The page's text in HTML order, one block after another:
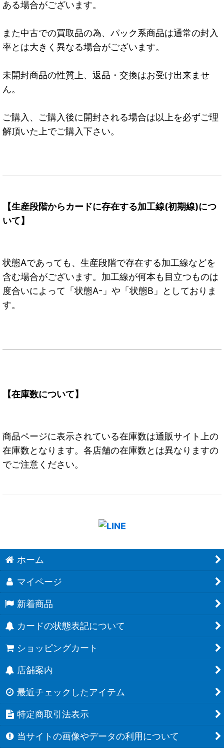
ある場合がございます。
また中古での買取品の為、パック系商品は通常の封入
率とは大きく異なる場合がございます。
未開封商品の性質上、返品・交換はお受け出来ませ
ん。
ご購入、ご購入後に開封される場合は以上を必ずご理
解頂いた上でご購入下さい。
【生産段階からカードに存在する加工線(初期線)につ
いて】
状態Aであっても、生産段階で存在する加工線などを
含む場合がございます。加工線が何本も目立つものは
度合いによって「状態A-」や「状態B」としておりま
す。
【在庫数について】
商品ページに表示されている在庫数は通販サイト上の
在庫数となります。各店舗の在庫数とは異なりますの
でご注意ください。
ホーム
マイページ
新着商品
カードの状態表記について
ショッピングカート
店舗案内
最近チェックしたアイテム
特定商取引法表示
当サイトの画像やデータの利用について